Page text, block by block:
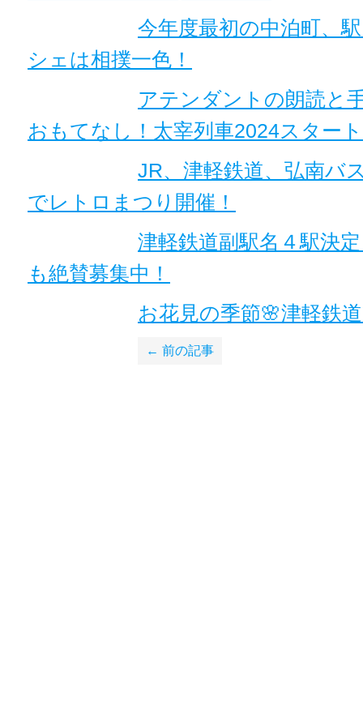
今年度最初の中泊町、
シェは相撲一色！
アテンダントの朗読と
おもてなし！太宰列車2024スター
JR、津軽鉄道、弘南バ
でレトロまつり開催！
津軽鉄道副駅名４駅決
も絶賛募集中！
お花見の季節🌸津軽鉄
← 前の記事